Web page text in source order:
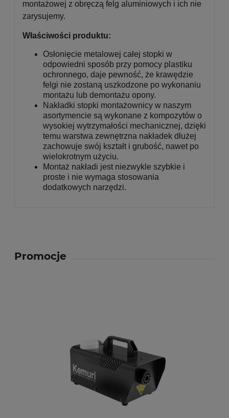
montażowej z obręczą felg aluminiowych i ich nie
zarysujemy.
Właściwości produktu:
Osłonięcie metalowej całej stopki w
odpowiedni sposób przy pomocy plastiku
ochronnego, daje pewność, że krawędzie
felgi nie zostaną uszkodzone po wykonaniu
montażu lub demontażu opony.
Nakładki stopki montażownicy w naszym
asortymencie są wykonane z kompozytów o
wysokiej wytrzymałości mechanicznej, dzięki
temu warstwa zewnętrzna nakładek dłużej
zachowuje swój kształt i grubość, nawet po
wielokrotnym użyciu.
Montaż nakładi jest niezwykle szybkie i
proste i nie wymaga stosowania
dodatkowych narzędzi.
Promocje